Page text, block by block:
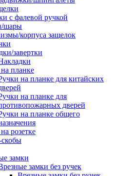
с фалевой ручкой
шары
корпуса защелок
завертки
планке
на планке для китайских
на планке для
дверей
на планке общего
розетке
замки
замки без ручек